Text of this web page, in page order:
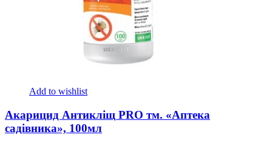
Add to wishlist
Акарицид Антикліщ PRO тм. «Аптека
садівника», 100мл